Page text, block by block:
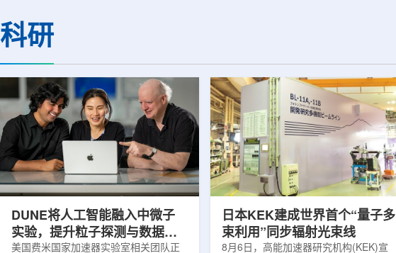
踪剂^11C-PiB，以及tau蛋白PET示
踪剂^18F-florzolotau，对受试者大
神病患者中，β-淀粉样蛋白阳性...
足靶向α疗法领域对高纯度...
科研
DUNE将人工智能融入中微子
实验，提升粒子探测与数据处
理能力
美国费米国家加速器实验室相关团队正
日本KEK建成世界首个“量子多
束利用”同步辐射光束线
8月6日，高能加速器研究机构(KEK)宣